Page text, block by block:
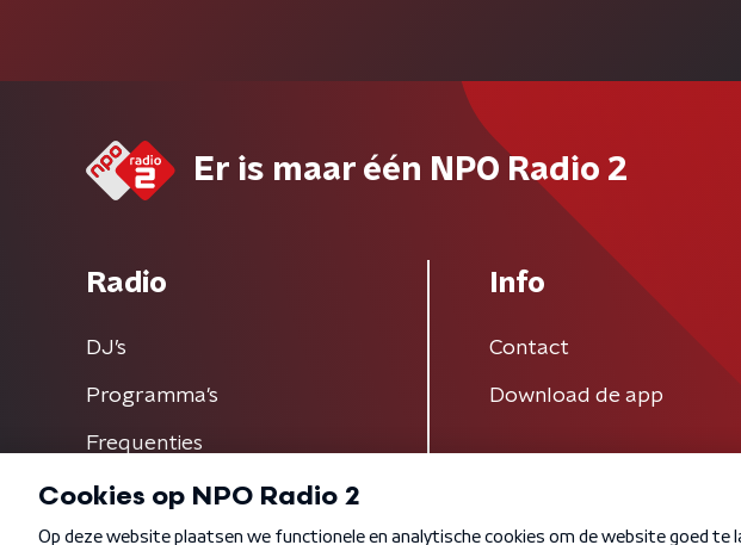
Er is maar één NPO Radio 2
Radio
DJ’s
Programma's
Frequenties
Info
Contact
Download de app